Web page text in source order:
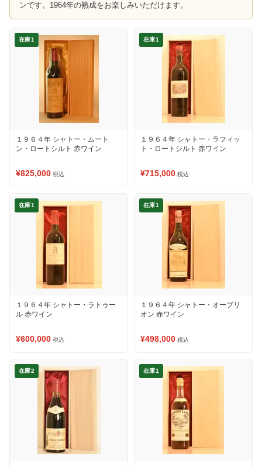
ンです。1964年の熟成をお楽しみいただけます。
在庫1
１９６４年 シャトー・ムート
ン・ロートシルト 赤ワイン
¥825,000 税込
在庫1
１９６４年 シャトー・ラフィッ
ト・ロートシルト 赤ワイン
¥715,000 税込
在庫1
１９６４年 シャトー・ラトゥー
ル 赤ワイン
¥600,000 税込
在庫1
１９６４年 シャトー・オーブリ
オン 赤ワイン
¥498,000 税込
在庫2 在庫1